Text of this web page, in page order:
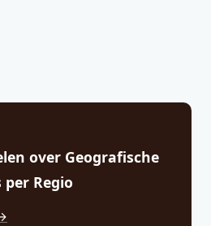
over Geografische
per Regio